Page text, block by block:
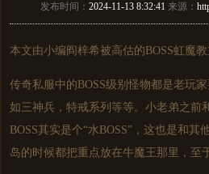
发布时间： 2024-11-13 8:32:41 来源：
本文由小编阎梓希被高估的BOSS虹魔教
传奇私服中的BOSS级别怪物都是老玩
如三神兵，特戒系列等等。小老弟之前
BOSS其实是个“水BOSS”，这也是和
岛的时候都把重点放在牛魔王那里，至